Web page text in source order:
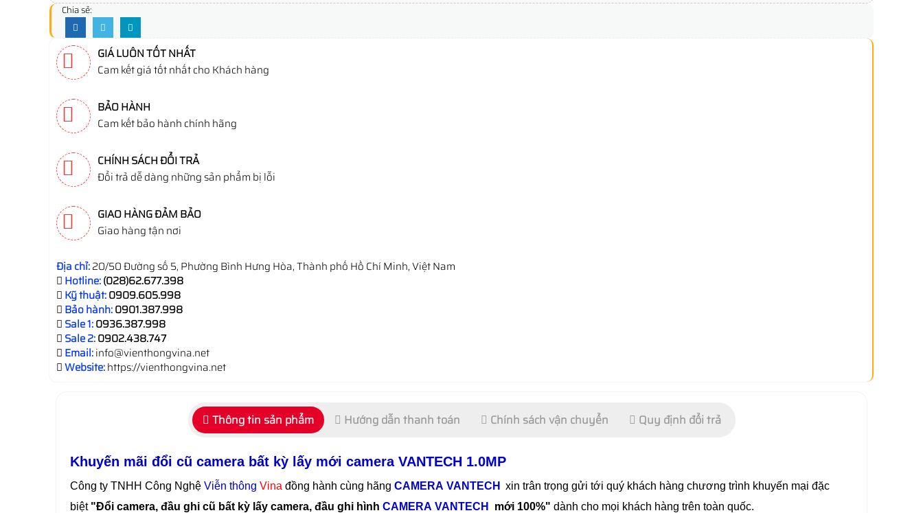
Chia sẻ:
GIÁ LUÔN TỐT NHẤT
Cam kết giá tốt nhất cho Khách hàng
BẢO HÀNH
Cam kết bảo hành chính hãng
CHÍNH SÁCH ĐỔI TRẢ
Đổi trả dễ dàng những sản phẩm bị lỗi
GIAO HÀNG ĐẢM BẢO
Giao hàng tận nơi
Địa chỉ:20/50 Đường số 5, Phường Bình Hưng Hòa, Thành phố Hồ Chí Minh, Việt Nam
Hotline:(028)62.677.398
Kỹ thuật:0909.605.998
Bảo hành:0901.387.998
Sale 1:0936.387.998
Sale 2:0902.438.747
Email:info@vienthongvina.net
Website:https://vienthongvina.net
Thông tin sản phẩm Hướng dẫn thanh toán Chính sách vận chuyển Quy định đổi trả
Khuyến mãi đổi cũ camera bất kỳ lấy mới camera VANTECH 1.0MP
Công ty TNHH Công Nghệ Viễn thông Vina đồng hành cùng hãng CAMERA VANTECH xin trân trọng gửi tới quý khách hàng chương trình khuyến mại đặc
biệt "Đổi camera, đầu ghi cũ bất kỳ lấy camera, đầu ghi hình CAMERA VANTECH mới 100%" dành cho mọi khách hàng trên toàn quốc.